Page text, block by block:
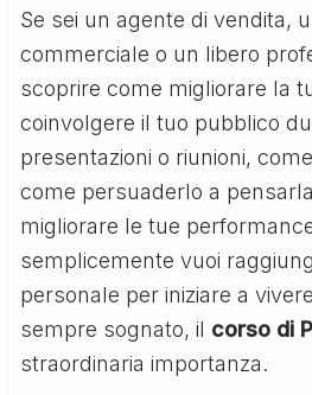
Se sei un agente di vendita,
commerciale o un libero
scoprire come migliorare la
coinvolgere il tuo pubblico
presentazioni o riunioni,
come persuaderlo a
migliorare le tue
semplicemente vuoi
personale per iniziare a
sempre sognato, il corso di
straordinaria importanza.